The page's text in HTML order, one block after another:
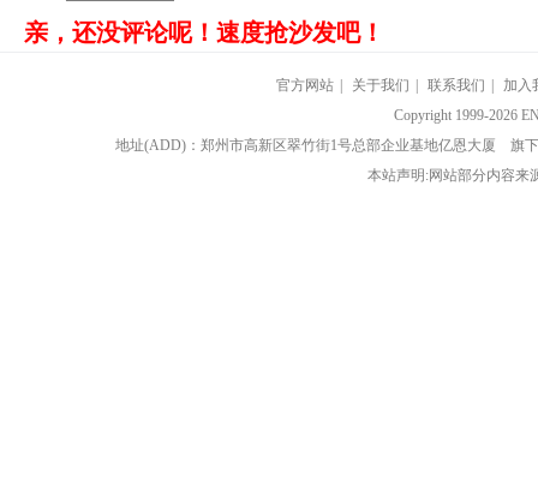
亲，还没评论呢！速度抢沙发吧！
官方网站 关于我们 联系我们
加入
Copyright 1999-2026
地址(ADD)：郑州市高新区翠竹街1号总部企业基地亿恩大厦 旗
本站声明:网站部分内容来